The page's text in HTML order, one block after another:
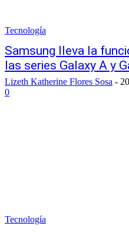
Tecnología
Samsung lleva la
las series Galaxy A y
Lizeth Katherine Flores Sosa -
0
Tecnología